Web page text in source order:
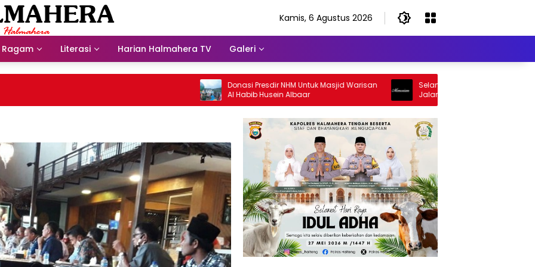
Kamis, 6 Agustus 2026
Ragam Literasi Harian Halmahera TV Galeri
Donasi Presdir NHM Untuk Masjid Warisan
Al Habib Husein Albaar
Selamat Jalan Sang Inspirator,
Jalan Abangku Yuslam Idris